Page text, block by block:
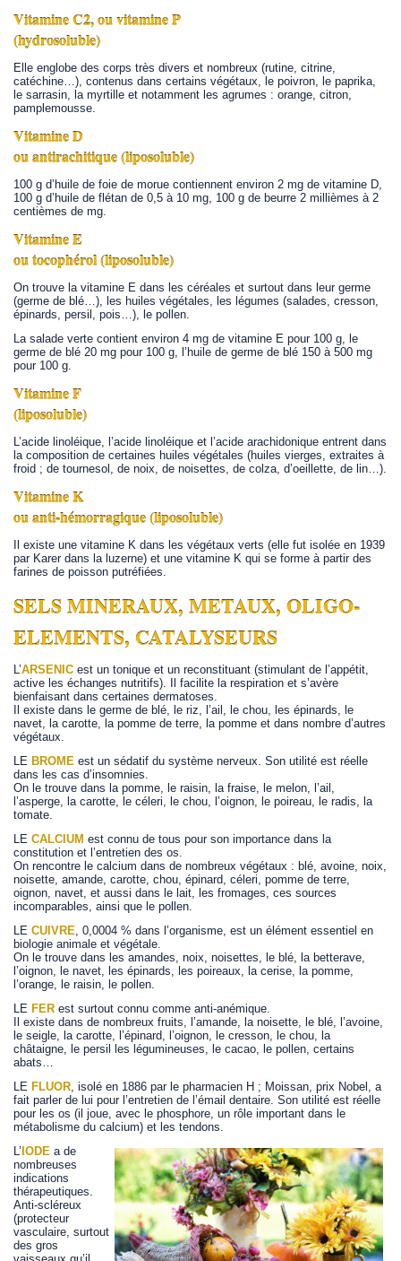
Vitamine C2, ou vitamine P
(hydrosoluble)
Elle englobe des corps très divers et nombreux (rutine, citrine,
catéchine…), contenus dans certains végétaux, le poivron, le paprika,
le sarrasin, la myrtille et notamment les agrumes : orange, citron,
pamplemousse.
Vitamine D
ou antirachitique (liposoluble)
100 g d’huile de foie de morue contiennent environ 2 mg de vitamine D,
100 g d’huile de flétan de 0,5 à 10 mg, 100 g de beurre 2 millièmes à 2
centièmes de mg.
Vitamine E
ou tocophérol (liposoluble)
On trouve la vitamine E dans les céréales et surtout dans leur germe
(germe de blé…), les huiles végétales, les légumes (salades, cresson,
épinards, persil, pois…), le pollen.
La salade verte contient environ 4 mg de vitamine E pour 100 g, le
germe de blé 20 mg pour 100 g, l’huile de germe de blé 150 à 500 mg
pour 100 g.
Vitamine F
(liposoluble)
L’acide linoléique, l’acide linoléique et l’acide arachidonique entrent dans
la composition de certaines huiles végétales (huiles vierges, extraites à
froid ; de tournesol, de noix, de noisettes, de colza, d’oeillette, de lin…).
Vitamine K
ou anti-hémorragique (liposoluble)
Il existe une vitamine K dans les végétaux verts (elle fut isolée en 1939
par Karer dans la luzerne) et une vitamine K qui se forme à partir des
farines de poisson putréfiées.
SELS MINERAUX, METAUX, OLIGO-
ELEMENTS, CATALYSEURS
L’ARSENIC est un tonique et un reconstituant (stimulant de l’appétit,
active les échanges nutritifs). Il facilite la respiration et s’avère
bienfaisant dans certaines dermatoses.
Il existe dans le germe de blé, le riz, l’ail, le chou, les épinards, le
navet, la carotte, la pomme de terre, la pomme et dans nombre d’autres
végétaux.
LE BROME est un sédatif du système nerveux. Son utilité est réelle
dans les cas d’insomnies.
On le trouve dans la pomme, le raisin, la fraise, le melon, l’ail,
l’asperge, la carotte, le céleri, le chou, l’oignon, le poireau, le radis, la
tomate.
LECALCIUM est connu de tous pour son importance dans la
constitution et l’entretien des os.
On rencontre le calcium dans de nombreux végétaux : blé, avoine, noix,
noisette, amande, carotte, chou, épinard, céleri, pomme de terre,
oignon, navet, et aussi dans le lait, les fromages, ces sources
incomparables, ainsi que le pollen.
LECUIVRE, 0,0004 % dans l’organisme, est un élément essentiel en
biologie animale et végétale.
On le trouve dans les amandes, noix, noisettes, le blé, la betterave,
l’oignon, le navet, les épinards, les poireaux, la cerise, la pomme,
l’orange, le raisin, le pollen.
LE FER est surtout connu comme anti-anémique.
Il existe dans de nombreux fruits, l’amande, la noisette, le blé, l’avoine,
le seigle, la carotte, l’épinard, l’oignon, le cresson, le chou, la
châtaigne, le persil les légumineuses, le cacao, le pollen, certains
abats…
LE FLUOR, isolé en 1886 par le pharmacien H ; Moissan, prix Nobel, a
fait parler de lui pour l’entretien de l’émail dentaire. Son utilité est réelle
pour les os (il joue, avec le phosphore, un rôle important dans le
métabolisme du calcium) et les tendons.
L’ IODE a de
nombreuses
indications
thérapeutiques.
Anti-scléreux
(protecteur
vasculaire, surtout
des gros